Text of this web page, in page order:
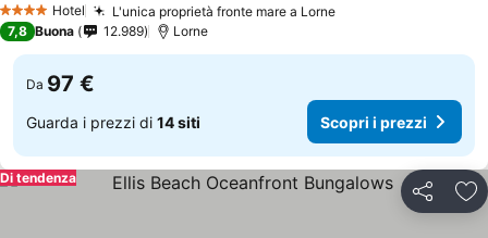
4 Stelle Hotel L'unica proprietà fronte mare a Lorne
7,8 Buona 12.989 Lorne
Da 97 €
Guarda i prezzi di 14 siti Scopri i prezzi
Condividi
Di tendenza